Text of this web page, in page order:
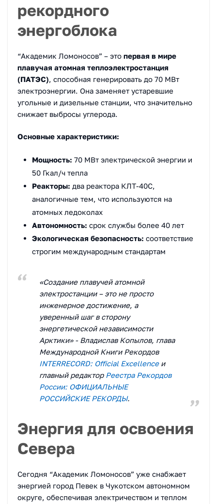
рекордного
энергоблока
“Академик Ломоносов” – это первая в мире
плавучая атомная теплоэлектростанция
(ПАТЭС), способная генерировать до 70 МВт
электроэнергии. Она заменяет устаревшие
угольные и дизельные станции, что значительно
снижает выбросы углерода.
Основные характеристики:
Мощность: 70 МВт электрической энергии и
50 Гкал/ч тепла
Реакторы: два реактора КЛТ-40С,
аналогичные тем, что используются на
атомных ледоколах
Автономность: срок службы более 40 лет
Экологическая безопасность: соответствие
строгим международным стандартам
«Создание плавучей атомной
электростанции – это не просто
инженерное достижение, а
уверенный шаг в сторону
энергетической независимости
Арктики» - Владислав Копылов, глава
Международной Книги Рекордов
INTERRECORD: Official Excellenceи
главный редактор Реестра Рекордов
России: ОФИЦИАЛЬНЫЕ
РОССИЙСКИЕ РЕКОРДЫ.
Энергия для освоения
Севера
Сегодня “Академик Ломоносов” уже снабжает
энергией город Певек в Чукотском автономном
округе, обеспечивая электричеством и теплом